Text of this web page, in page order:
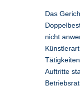
Das
nicht
Auftritte